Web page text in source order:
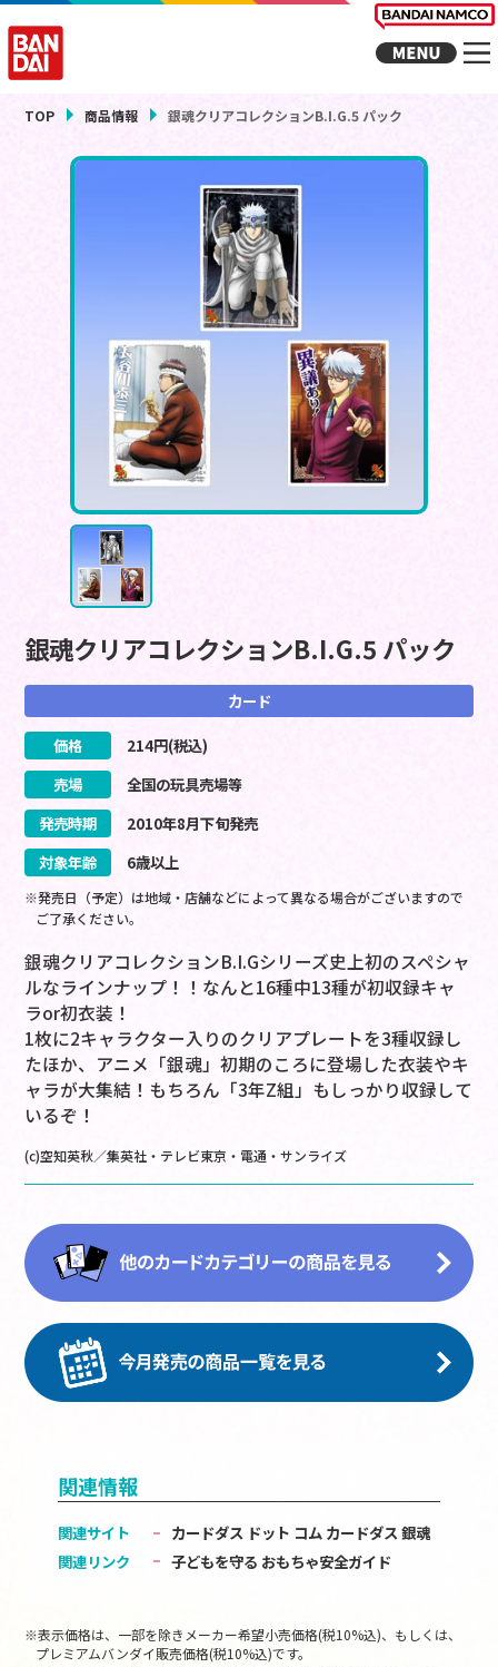
TOP 商品情報 銀魂クリアコレクションB.I.G.5 パック
銀魂クリアコレクションB.I.G.5 パック
カード
価格 214円(税込)
売場
全国の玩具売場等
発売時期
2010年8月下旬発売
対象年齢
6歳以上
※発売日（予定）は地域・店舗などによって異なる場合がございますので
ご了承ください。
銀魂クリアコレクションB.I.Gシリーズ史上初のスペシャ
ルなラインナップ！！なんと16種中13種が初収録キャ
ラor初衣装！
1枚に2キャラクター入りのクリアプレートを3種収録し
たほか、アニメ「銀魂」初期のころに登場した衣装やキ
ャラが大集結！もちろん「3年Z組」もしっかり収録して
いるぞ！
(c)空知英秋／集英社・テレビ東京・電通・サンライズ
関連情報
関連サイト カードダス ドット コム カードダス 銀魂
関連リンク
子どもを守る おもちゃ安全ガイド
※表示価格は、一部を除きメーカー希望小売価格(税10%込)、もしくは、
プレミアムバンダイ販売価格(税10%込)です。